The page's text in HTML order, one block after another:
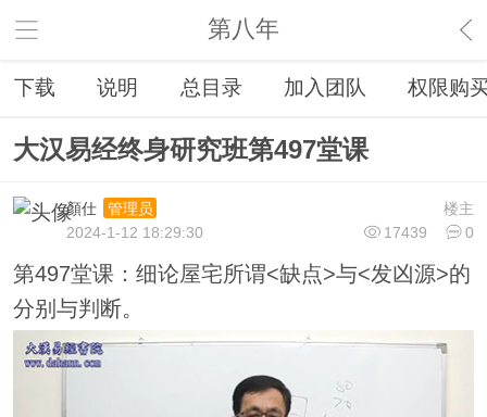
第八年
下载 说明 总目录 加入团队 权限购
大汉易经终身研究班第497堂课
楼主
顏仕
管理员
17439
0
2024-1-12 18:29:30
第497堂课：细论屋宅所谓<缺点>与<发凶源>的
分别与判断。